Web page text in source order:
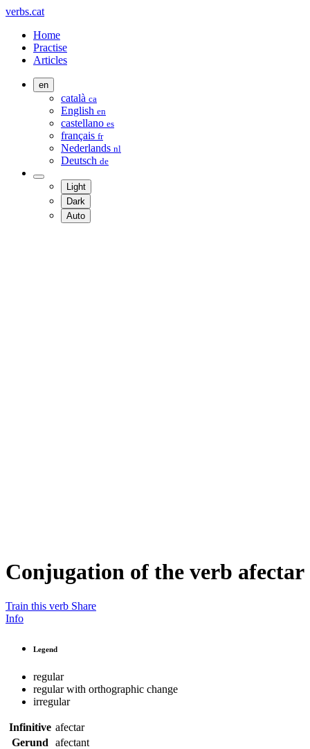
verbs.cat
Home
Practise
Articles
en
català ca
English en
castellano es
français fr
Nederlands nl
Deutsch de
Light
Dark
Auto
Conjugation of the verb afectar
Train this verb Share
Info
Legend
regular
regular with orthographic change
irregular
Infinitive afectar
Gerund
afectant